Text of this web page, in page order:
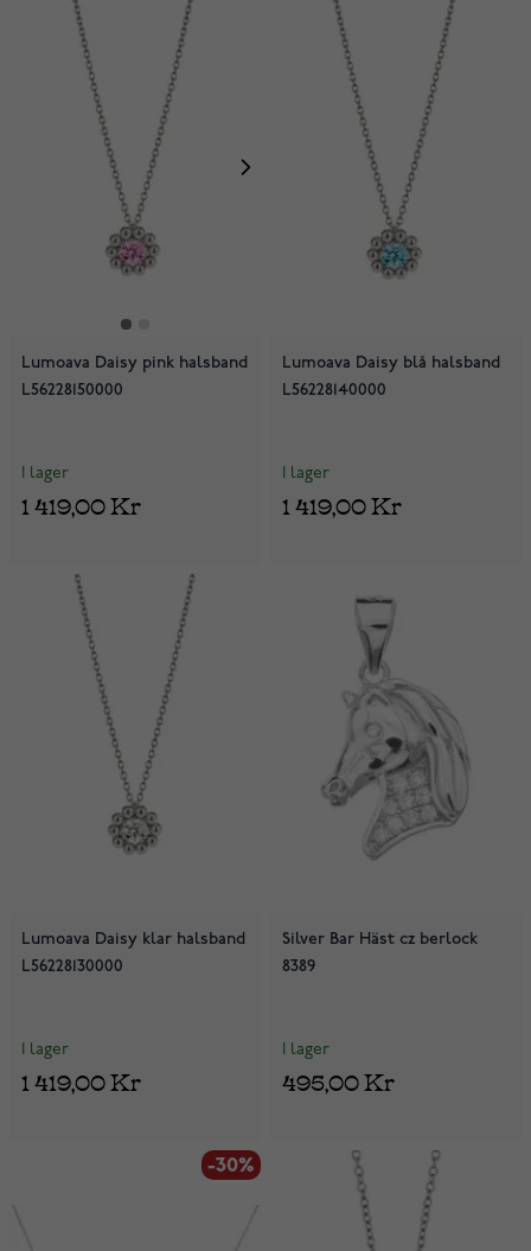
Lumoava Daisy pink halsband
L56228150000
I lager
1 419,00 Kr
Lumoava Daisy blå halsband
L56228140000
I lager
1 419,00 Kr
Lumoava Daisy klar halsband
L56228130000
I lager
1 419,00 Kr
Silver Bar Häst cz berlock
8389
I lager
495,00 Kr
-30%